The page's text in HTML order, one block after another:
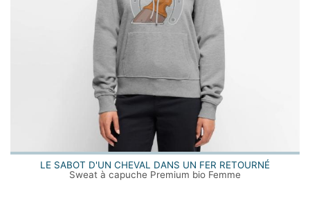
LE SABOT D'UN CHEVAL DANS UN FER RETOURNÉ
Sweat à capuche Premium bio Femme